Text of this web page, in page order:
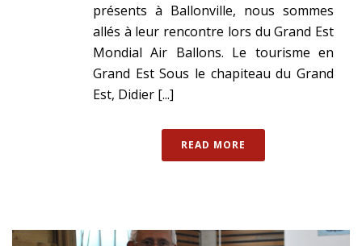
présents à Ballonville, nous sommes
allés à leur rencontre lors du Grand Est
Mondial Air Ballons. Le tourisme en
Grand Est Sous le chapiteau du Grand
Est, Didier [...]
READ MORE